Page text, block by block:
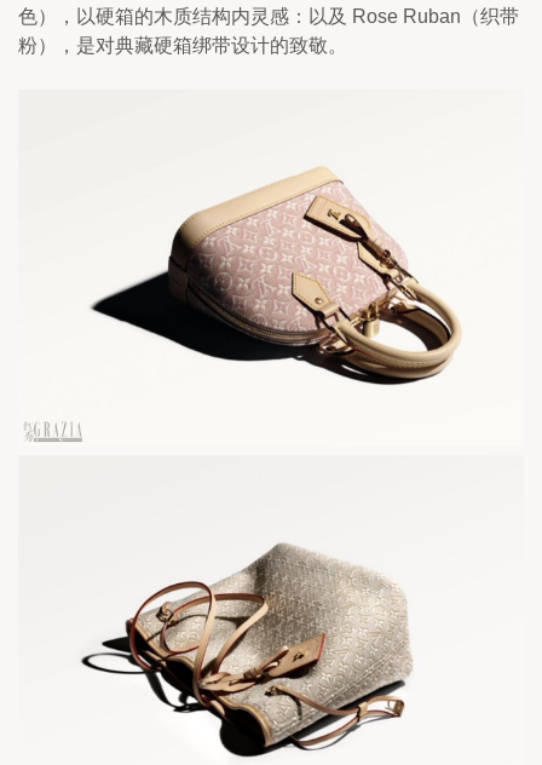
色），以硬箱的木质结构内灵感：以及 Rose Ruban（织带
粉），是对典藏硬箱绑带设计的致敬。